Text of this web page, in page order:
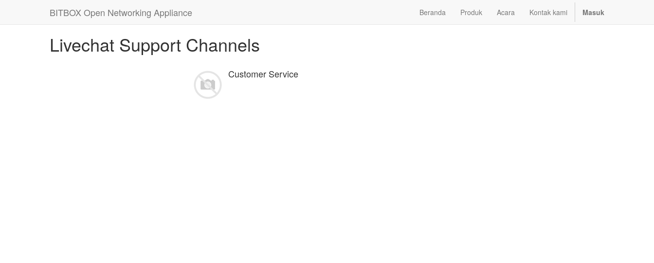
BITBOX Open Networking Appliance Beranda Produk Acara Kontak kami Masuk
Livechat Support Channels
Customer Service